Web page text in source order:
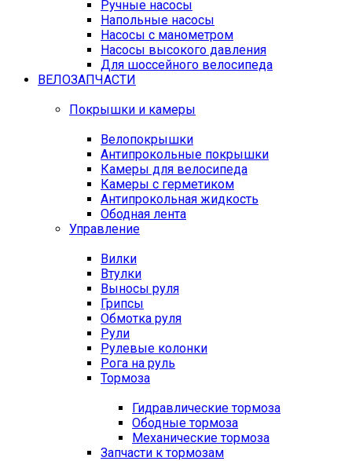
Ручные насосы
Напольные насосы
Насосы с манометром
Насосы высокого давления
Для шоссейного велосипеда
ВЕЛОЗАПЧАСТИ
Покрышки и камеры
Велопокрышки
Антипрокольные покрышки
Камеры для велосипеда
Камеры с герметиком
Антипрокольная жидкость
Ободная лента
Управление
Вилки
Втулки
Выносы руля
Грипсы
Обмотка руля
Рули
Рулевые колонки
Рога на руль
Тормоза
Гидравлические тормоза
Ободные тормоза
Механические тормоза
Запчасти к тормозам